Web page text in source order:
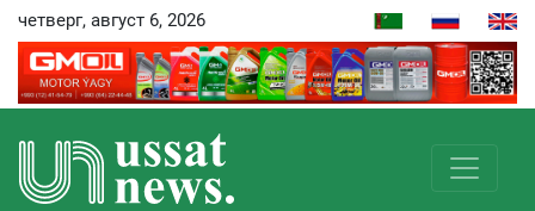
четверг, август 6, 2026